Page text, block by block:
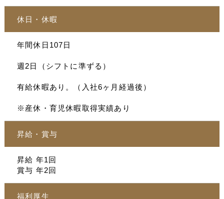
休日・休暇
年間休日107日
週2日（シフトに準ずる）
有給休暇あり。（入社6ヶ月経過後）
※産休・育児休暇取得実績あり
昇給・賞与
昇給 年1回
賞与 年2回
福利厚生